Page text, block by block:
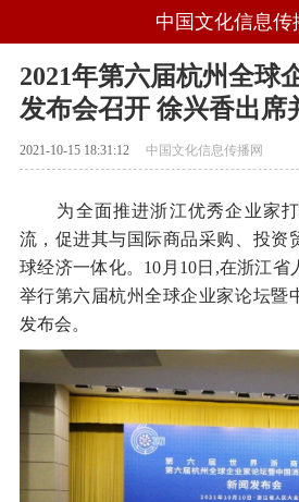
中国文化信息传
2021年第六届杭州全球
发布会召开 徐兴香出席
2021-10-15 18:31:12 中国文化信息传播网
为全面推进浙江优秀企业家打
流，促进其与国际商品采购、投资
球经济一体化。10月10日,在浙江省
举行第六届杭州全球企业家论坛暨
发布会。